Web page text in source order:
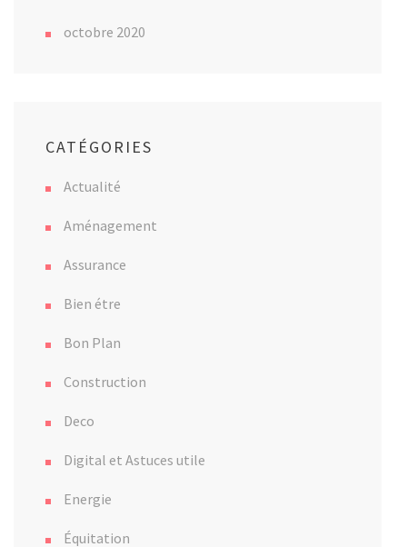
octobre 2020
CATÉGORIES
Actualité
Aménagement
Assurance
Bien étre
Bon Plan
Construction
Deco
Digital et Astuces utile
Energie
Équitation